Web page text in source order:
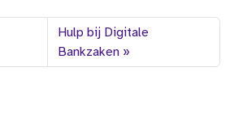
Hulp bij Digitale
Bankzaken